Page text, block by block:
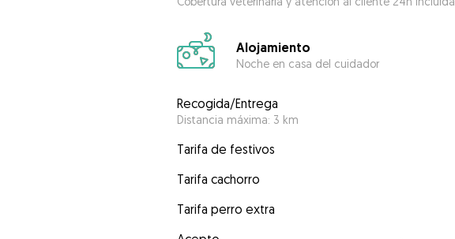
Alojamiento
Noche en casa del cuidador
Recogida/Entrega
Distancia máxima: 3 km
Tarifa de festivos
Tarifa cachorro
Tarifa perro extra